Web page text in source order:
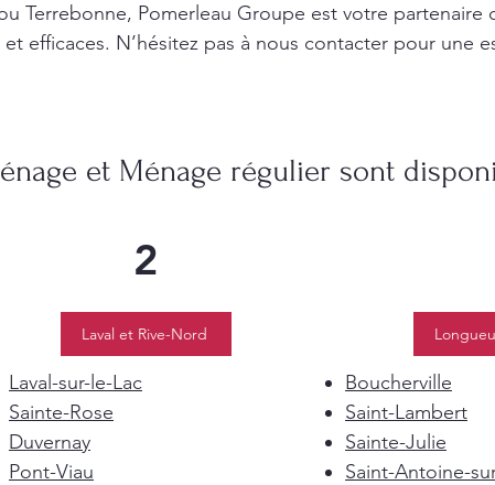
Terrebonne, Pomerleau Groupe est votre partenaire
efficaces. N’hésitez pas à nous contacter pour une
et Ménage régulier sont
2
Laval et Rive-Nord
Laval-sur-le-Lac
Sainte-Rose
Duvernay
Pont-Viau
Boucherville
Saint-Lambert
Sainte-Julie
Saint-Antoine-